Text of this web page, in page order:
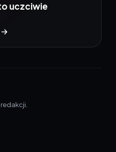
uczciwie